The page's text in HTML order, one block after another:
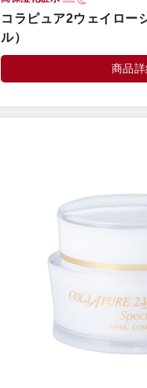
コラピュア2ウェイロー
ル）
商品詳